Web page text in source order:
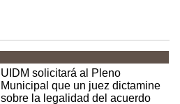
UIDM solicitará al Pleno
Municipal que un juez dictamine
sobre la legalidad del acuerdo